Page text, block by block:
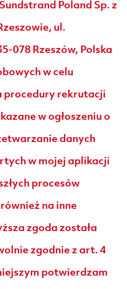
Poland Sp. z
ul.
078 Rzeszów, Polska
w celu
procedury rekrutacji
w ogłoszeniu o
danych
w mojej aplikacji
procesów
na inne
zgoda została
zgodnie z art. 4
potwierdzam